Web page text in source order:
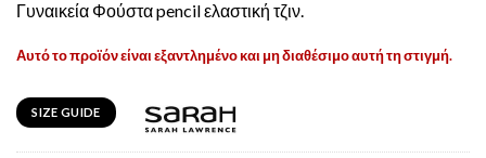
Γυναικεία Φούστα pencil ελαστική τζιν.
Αυτό το προϊόν είναι εξαντλημένο και μη διαθέσιμο αυτή τη στιγμή.
SIZE GUIDE